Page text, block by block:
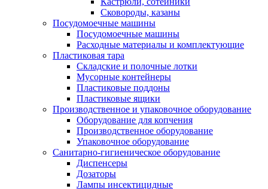
Сковороды, казаны
Посудомоечные машины
Посудомоечные машины
Расходные материалы и комплектующие
Пластиковая тара
Складские и полочные лотки
Мусорные контейнеры
Пластиковые поддоны
Пластиковые ящики
Производственное и упаковочное оборудование
Оборудование для копчения
Производственное оборудование
Упаковочное оборудование
Санитарно-гигиеническое оборудование
Диспенсеры
Дозаторы
Лампы инсектицидные